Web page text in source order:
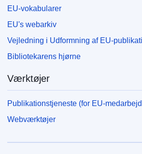
EU-vokabularer
EU's webarkiv
Vejledning i Udformning af EU-
Bibliotekarens hjørne
Værktøjer
Publikationstjeneste (for EU-
Webværktøjer